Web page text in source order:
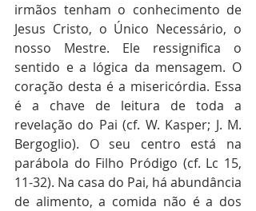
irmãos tenham o conhecimento de
Jesus Cristo, o Único Necessário, o
nosso Mestre. Ele ressignifica o
sentido e a lógica da mensagem. O
coração desta é a misericórdia. Essa
é a chave de leitura de toda a
revelação do Pai (cf. W. Kasper; J. M.
Bergoglio). O seu centro está na
parábola do Filho Pródigo (cf. Lc 15,
11-32). Na casa do Pai, há abundância
de alimento, a comida não é a dos